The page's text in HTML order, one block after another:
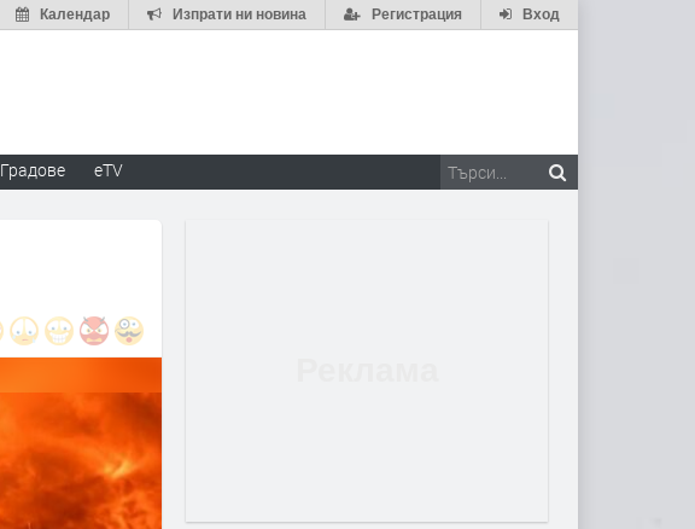
Вход
Регистрация
Изпрати ни новина
Календар
Градове eTV